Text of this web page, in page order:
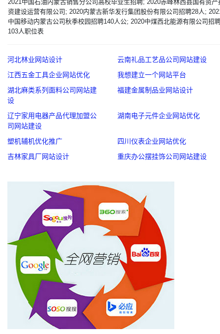
2021中国石油内蒙古销售分公司高校毕业生招聘; 2020赤峰林西县国有资产
资建设运营有限公司; 2020内蒙古新华发行集团股份有限公司招聘28人;
中国移动内蒙古公司秋季校园招聘140人公; 2020中煤西北能源有限公司招
103人职位表
河北林业网站设计
云南礼品工艺品公司网站建设
江西五金工具企业网站优化
我想建立一个网站平台
湖北麻类系列面料公司网站建
设
福建金属制品业网站设计
辽宁家用电器产品代理加盟公
司网站建设
湖南电子元件企业网站优化
塑机辅机优化推广
四川仪表企业网站优化
吉林家具厂网站设计
重庆办公摆挂饰公司网站建设